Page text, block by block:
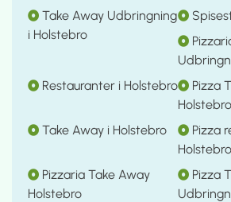
Take Away Udbringning
i Holstebro
Restauranter i Holstebro
Pizza
Holstebro
Take Away i Holstebro
Pizza
Holstebro
Pizzaria Take Away
Holstebro
Pizza